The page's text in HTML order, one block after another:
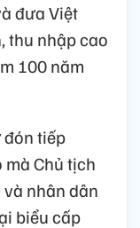
đưa Việt
thu nhập cao
100 năm
tiếp
Chủ tịch
nhân dân
biểu cấp